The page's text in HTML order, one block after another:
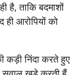
है, ताकि बदमाशों
ही आरोपियों को
कड़ी निंदा करते हुए